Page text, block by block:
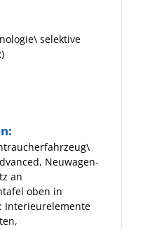
selektive
Neuwagen-
an
oben in
Interieurelemente